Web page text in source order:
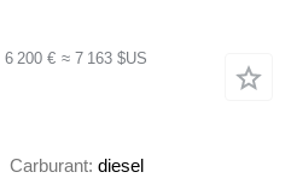
6 200 € ≈ 7 163 $US
Carburant diesel